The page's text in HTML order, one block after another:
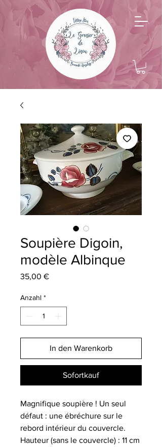
Soupière Digoin,
modèle Albinque
35,00 €Preis
Anzahl *
In den Warenkorb
Sofortkauf
Magnifique soupière ! Un seul
défaut : une ébréchure sur le
rebord intérieur du couvercle.
Hauteur (sans le couvercle) : 11 cm